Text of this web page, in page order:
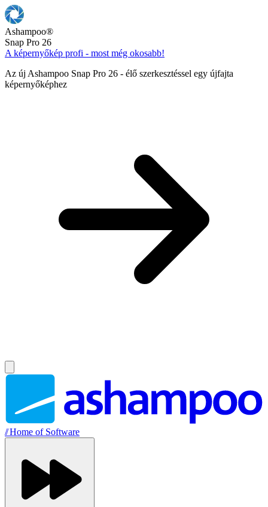
Ashampoo®
Snap Pro 26
A képernyőkép profi - most még okosabb!
Az új Ashampoo Snap Pro 26 - élő szerkesztéssel egy újfajta
képernyőképhez
//Home of Software